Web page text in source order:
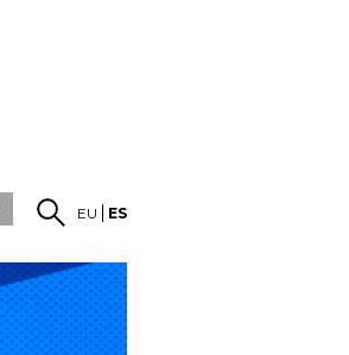
EU ES